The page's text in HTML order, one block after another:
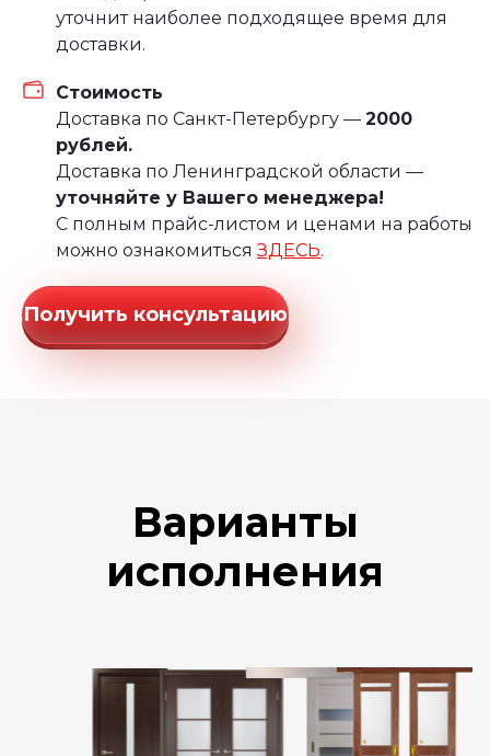
уточнит наиболее подходящее время для
доставки.
Стоимость
Доставка по Санкт-Петербургу — 2000
рублей.
Доставка по Ленинградской области —
уточняйте у Вашего менеджера!
С полным прайс-листом и ценами на работы
можно ознакомитьсяЗДЕСЬ.
Получить консультацию
Варианты
исполнения